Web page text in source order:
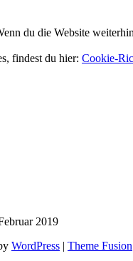
du die Website
findest du hier: Cookie-
2019
WordPress | Theme Fusion